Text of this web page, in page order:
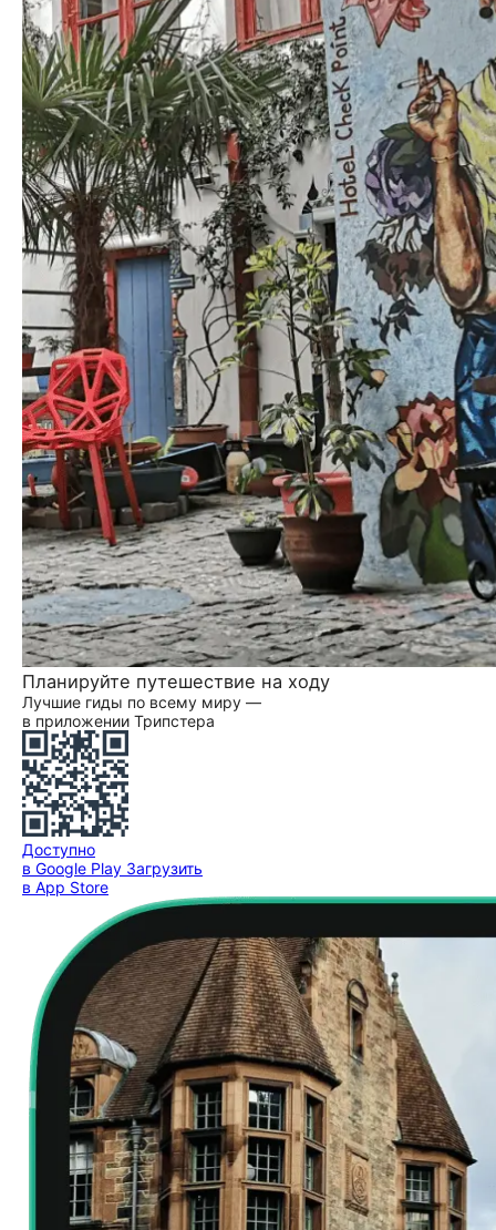
Планируйте путешествие на ходу
Лучшие гиды по всему миру —
в приложении Трипстера
Доступно
в Google Play Загрузить
в App Store